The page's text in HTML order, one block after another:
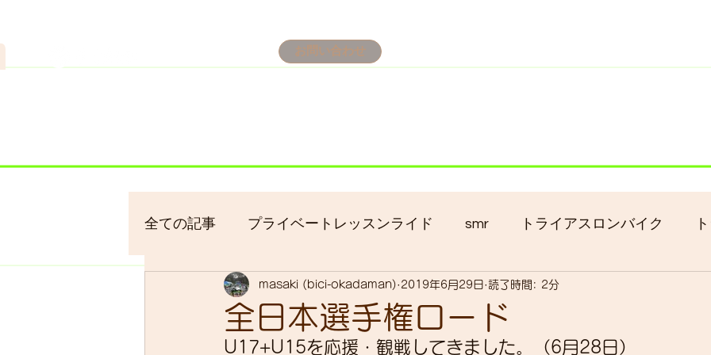
お問い合わせ
全ての記事 プライベートレッスンライド smr トライアスロンバイク
bici-okadaman シクロクロス gruppo bici-okadaman
サイクリング バイクパッキング フロントシングル化 入荷
全日本選手権ロード
masaki (bici-okadaman) 2019年6月29日 読了時間: 2分
U17+U15を応援・観戦してきました。（6月28日）